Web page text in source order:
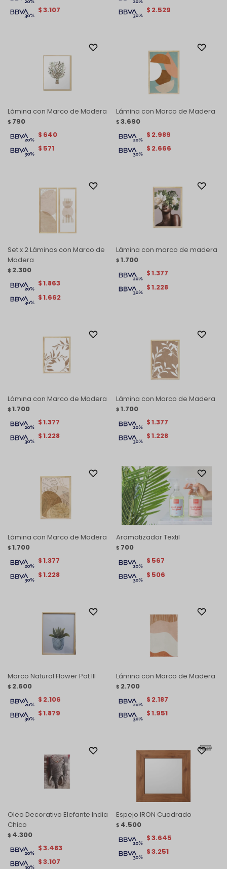
$3.107 $ 2.529
Lámina con Marco de Madera
$ 790
$ 571
$ 640
Lámina con Marco de Madera
$ 3.690
$ 2.666
$ 2.989
Set x 2 Láminas con Marco de
Madera
$ 2.300
$1.662
$1.863
Lámina con marco de madera
$ 1.700
$1.228
$1.377
Lámina con Marco de Madera
$ 1.700
$1.228
$1.377
Lámina con Marco de Madera
$ 1.700
$1.228
$1.377
Lámina con Marco de Madera
$ 1.700
$1.228
$1.377
Aromatizador Textil
$ 700
$ 506
$ 567
Marco Natural Flower Pot lll
$ 2.600
$1.879
$ 2.106
Lámina con Marco de Madera
$ 2.700
$1.951
$ 2.187
Oleo Decorativo Elefante India
Chico
$ 4.300
$3.107
$3.483
Espejo IRON Cuadrado
$ 4.500
$3.251
$3.645